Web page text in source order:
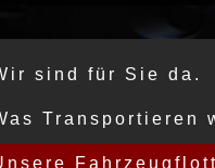
sind für Sie da.
Transportieren